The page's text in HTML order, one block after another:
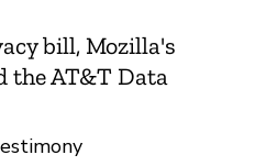
bill, Mozilla's
the AT&T Data